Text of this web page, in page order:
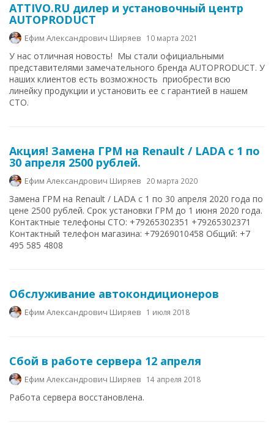
ATTIVO.RU дилер и установочный центр
AUTOPRODUCT
Ефим Александрович Ширяев 10 марта 2021
У нас отличная новость! Мы стали официальными
представителями замечательного бренда AUTOPRODUCT. У
наших клиентов есть возможность приобрести всю
линейку продукции и установить ее с гарантией в нашем
СТО.
Акция! Замена ГРМ на Renault / LADA с 1 по
30 апреля 2500 рублей.
Ефим Александрович Ширяев 20 марта 2020
Замена ГРМ на Renault / LADA с 1 по 30 апреля 2020 года по
цене 2500 рублей. Срок установки ГРМ до 1 июня 2020 года.
Контактные телефоны СТО: +79265302351 +79265302371
Контактный телефон магазина: +79269010458 Общий: +7
495 585 4808
Обслуживание автокондиционеров
Ефим Александрович Ширяев 1 июля 2018
Сбой в работе сервера 12 апреля
Ефим Александрович Ширяев 14 апреля 2018
Работа сервера восстановлена.